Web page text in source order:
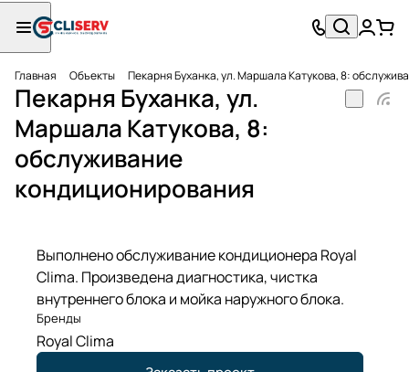
Главная Объекты Пекарня Буханка, ул. Маршала Катукова, 8:
Пекарня Буханка, ул.
Маршала Катукова, 8:
обслуживание
кондиционирования
Выполнено обслуживание кондиционера Royal
Clima. Произведена диагностика, чистка
внутреннего блока и мойка наружного блока.
Бренды
Royal Clima